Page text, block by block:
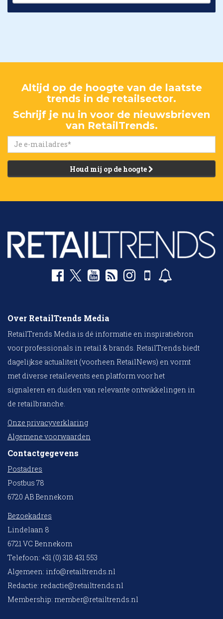
Altijd op de hoogte van de laatste
trends in de retailsector.
Schrijf je nu in voor de nieuwsbrieven
van RetailTrends.
Houd mij op de hoogte
Over RetailTrends Media
RetailTrends Media is dé informatie en inspiratiebron
voor professionals in retail & brands. RetailTrends biedt
dagelijkse actualiteit (voorheen RetailNews) en vormt
met diverse retailevents een platform voor het
signaleren en duiden van relevante ontwikkelingen in
de retailbranche.
Onze privacyverklaring
Algemene voorwaarden
Contactgegevens
Postadres
Postbus 78
6720 AB Bennekom
Bezoekadres
Lindelaan 8
6721 VC Bennekom
Telefoon: +31 (0) 318 431 553
Algemeen: info@retailtrends.nl
Redactie: redactie@retailtrends.nl
Membership: member@retailtrends.nl